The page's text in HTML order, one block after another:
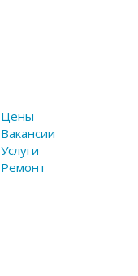
Цены
Вакансии
Услуги
Ремонт